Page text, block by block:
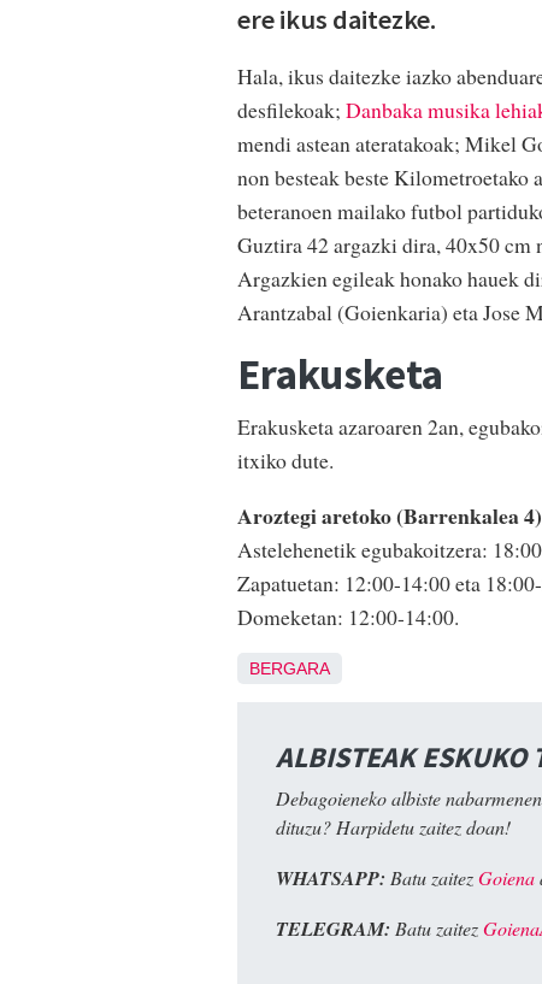
ere ikus daitezke.
Hala, ikus daitezke iazko
desfilekoak; Danbaka musika
mendi astean ateratakoak; Mikel
non besteak beste Kilometroetako
beteranoen mailako futbol
Guztira 42 argazki dira, 40x50 cm
Argazkien egileak honako hauek
Arantzabal (Goienkaria) eta Jose
Erakusketa
Erakusketa azaroaren 2an,
itxiko dute.
Aroztegi aretoko (Barrenkalea
Astelehenetik egubakoitzera:
Zapatuetan: 12:00-14:00 eta
Domeketan: 12:00-14:00.
BERGARA
ALBISTEAK ESKUKO
Debagoieneko albiste
dituzu? Harpidetu zaitez doan!
WHATSAPP: Batu zaitezGoiena
TELEGRAM: Batu zaitez